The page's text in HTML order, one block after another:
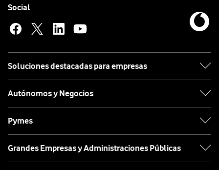
Social
Soluciones destacadas para empresas
Autónomos y Negocios
Pymes
Grandes Empresas y Administraciones Públicas